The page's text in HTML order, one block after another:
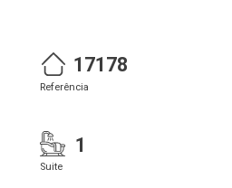
17178
Referência
1
Suite